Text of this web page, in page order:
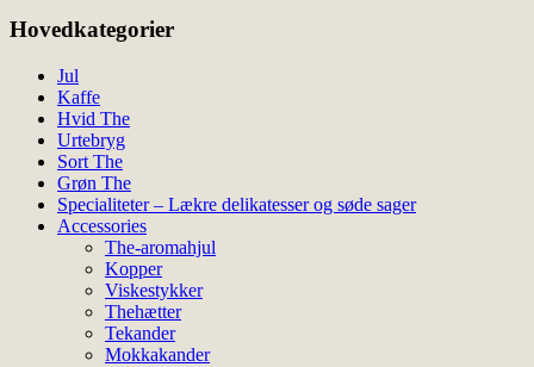
Hovedkategorier
Jul
Kaffe
Hvid The
Urtebryg
Sort The
Grøn The
Specialiteter – Lækre delikatesser og søde sager
Accessories
The-aromahjul
Kopper
Viskestykker
Thehætter
Tekander
Mokkakander